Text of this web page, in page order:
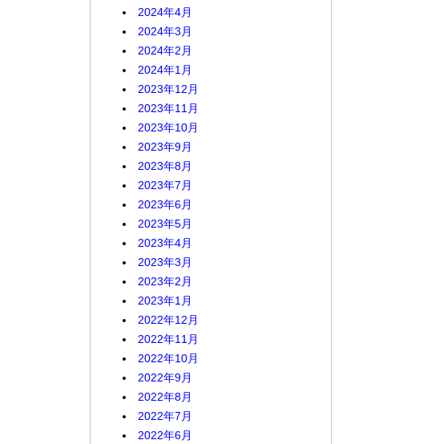
2024年4月
2024年3月
2024年2月
2024年1月
2023年12月
2023年11月
2023年10月
2023年9月
2023年8月
2023年7月
2023年6月
2023年5月
2023年4月
2023年3月
2023年2月
2023年1月
2022年12月
2022年11月
2022年10月
2022年9月
2022年8月
2022年7月
2022年6月